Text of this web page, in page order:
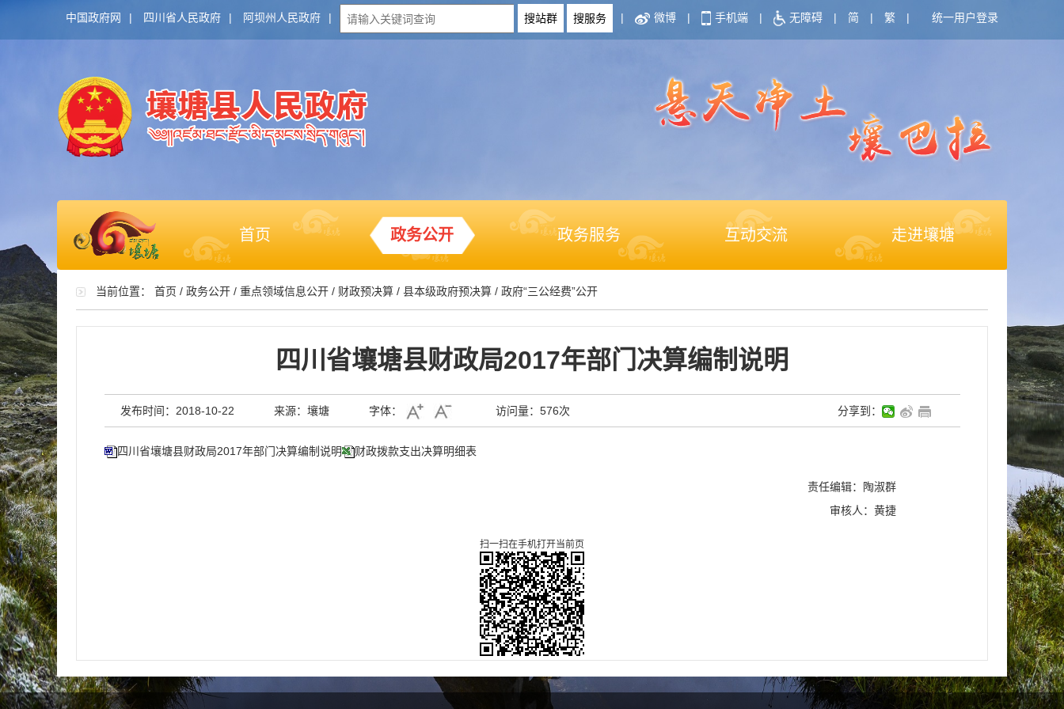
中国政府网 | 四川省人民政府 | 阿坝州人民政府 | | 微博 | 手机端 | 无障碍 | 简 | 繁 | 统一用户登录
首页 政务公开 政务服务 互动交流 走进壤塘
当前位置： 首页 / 政务公开 / 重点领域信息公开 / 财政预决算 / 县本级政府预决算 / 政府“三公经费”公开
四川省壤塘县财政局2017年部门决算编制说明
发布时间：2018-10-22 来源：壤塘 字体： 访问量： 576次 分享到：
四川省壤塘县财政局2017年部门决算编制说明 财政拨款支出决算明细表
责任编辑：陶淑群
审核人：黄捷
扫一扫在手机打开当前页